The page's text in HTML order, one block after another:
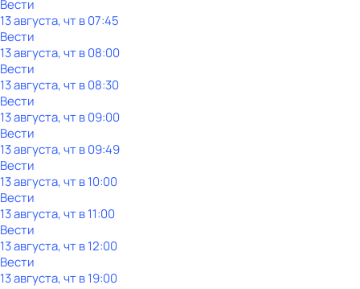
Вести
13 августа, чт в 07:45
Вести
13 августа, чт в 08:00
Вести
13 августа, чт в 08:30
Вести
13 августа, чт в 09:00
Вести
13 августа, чт в 09:49
Вести
13 августа, чт в 10:00
Вести
13 августа, чт в 11:00
Вести
13 августа, чт в 12:00
Вести
13 августа, чт в 19:00